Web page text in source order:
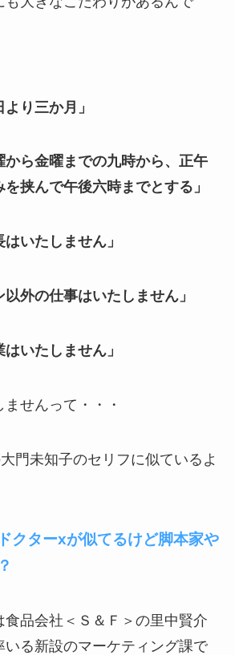
より三か月」
から金曜までの九時から、正午
挟んで午後六時までとする」
はいたしません」
以外の仕事はいたしません」
はいたしません」
せんって・・・
門未知子のセリフに似ているよ
クターxが似てるけど脚本家や
食品会社＜Ｓ＆Ｆ＞の里中賢介
いる新設のマーケティング課で